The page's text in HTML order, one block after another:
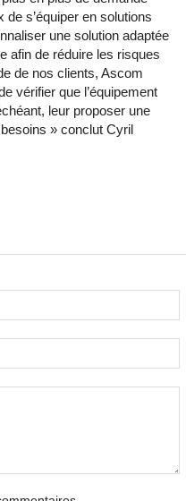
de s’équiper en solutions
une solution adaptée
afin de réduire les risques
de nos clients, Ascom
vérifier que l’équipement
leur proposer une
» conclut Cyril